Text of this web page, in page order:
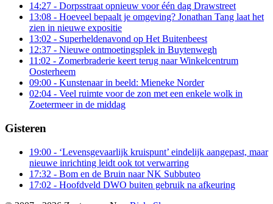
14:27 - Dorpsstraat opnieuw voor één dag Drawstreet
13:08 - Hoeveel bepaalt je omgeving? Jonathan Tang laat het
zien in nieuwe expositie
13:02 - Superheldenavond op Het Buitenbeest
12:37 - Nieuwe ontmoetingsplek in Buytenwegh
11:02 - Zomerbraderie keert terug naar Winkelcentrum
Oosterheem
09:00 - Kunstenaar in beeld: Mieneke Norder
02:04 - Veel ruimte voor de zon met een enkele wolk in
Zoetermeer in de middag
Gisteren
19:00 - ‘Levensgevaarlijk kruispunt’ eindelijk aangepast, maar
nieuwe inrichting leidt ook tot verwarring
17:32 - Bom en de Bruin naar NK Subbuteo
17:02 - Hoofdveld DWO buiten gebruik na afkeuring